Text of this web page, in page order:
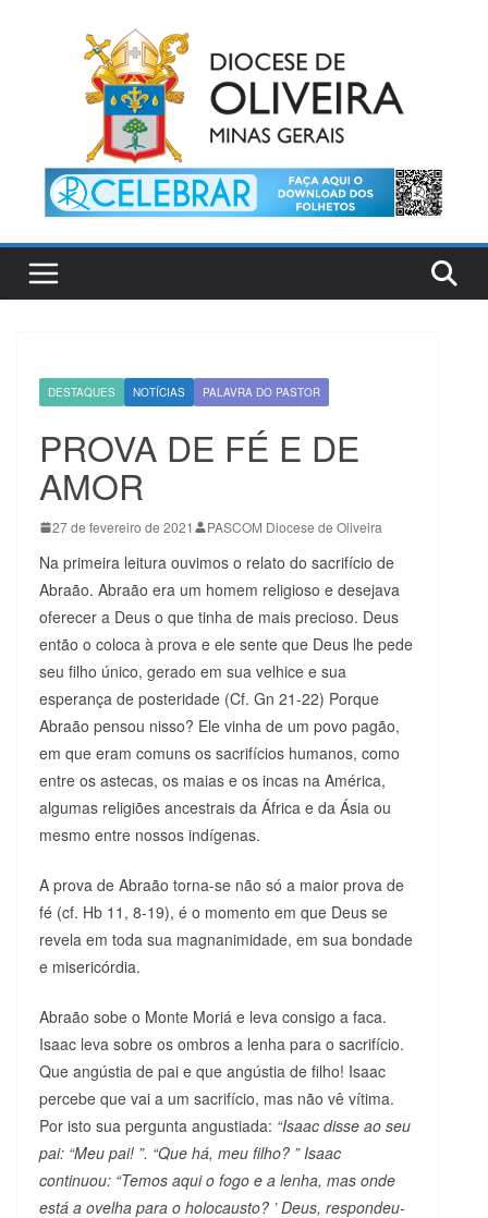
DESTAQUES NOTÍCIAS PALAVRA DO PASTOR
PROVA DE FÉ E DE
AMOR
27 de fevereiro de 2021 PASCOM Diocese de Oliveira
Na primeira leitura ouvimos o relato do sacrifício de
Abraão. Abraão era um homem religioso e desejava
oferecer a Deus o que tinha de mais precioso. Deus
então o coloca à prova e ele sente que Deus lhe pede
seu filho único, gerado em sua velhice e sua
esperança de posteridade (Cf. Gn 21-22) Porque
Abraão pensou nisso? Ele vinha de um povo pagão,
em que eram comuns os sacrifícios humanos, como
entre os astecas, os maias e os incas na América,
algumas religiões ancestrais da África e da Ásia ou
mesmo entre nossos indígenas.
A prova de Abraão torna-se não só a maior prova de
fé (cf. Hb 11, 8-19), é o momento em que Deus se
revela em toda sua magnanimidade, em sua bondade
e misericórdia.
Abraão sobe o Monte Moriá e leva consigo a faca.
Isaac leva sobre os ombros a lenha para o sacrifício.
Que angústia de pai e que angústia de filho! Isaac
percebe que vai a um sacrifício, mas não vê vítima.
Por isto sua pergunta angustiada: “Isaac disse ao seu
pai: “Meu pai! ”. “Que há, meu filho? ” Isaac
continuou: “Temos aqui o fogo e a lenha, mas onde
está a ovelha para o holocausto? ’ Deus, respondeu-